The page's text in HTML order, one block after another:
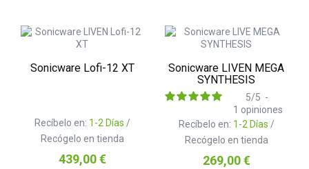
Sonicware Lofi-12 XT
Recíbelo en: 1-2 Días /
Recógelo en tienda
Precio
439,00 €
Sonicware LIVEN MEGA
SYNTHESIS
Recíbelo en: 1-2 Días /
Recógelo en tienda
5/5 -
1 opiniones
Precio
269,00 €